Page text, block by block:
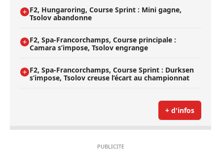
F2, Hungaroring, Course Sprint : Mini gagne,
Tsolov abandonne
F2, Spa-Francorchamps, Course principale :
Camara s’impose, Tsolov engrange
F2, Spa-Francorchamps, Course Sprint : Durksen
s’impose, Tsolov creuse l’écart au championnat
+ d'infos